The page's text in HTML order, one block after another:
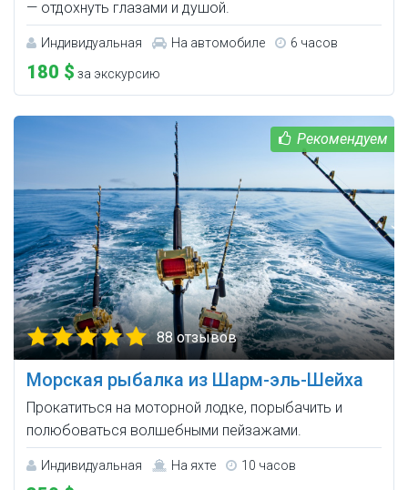
— отдохнуть глазами и душой.
Индивидуальная На автомобиле 6 часов
180 $ за экскурсию
88 отзывов
Морская рыбалка из Шарм-эль-Шейха
Прокатиться на моторной лодке, порыбачить и
полюбоваться волшебными пейзажами.
Индивидуальная На яхте 10 часов